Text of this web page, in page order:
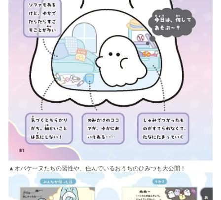
▲オバケーヌたちの習性や、住んでいるおうちのひみつも大公開！